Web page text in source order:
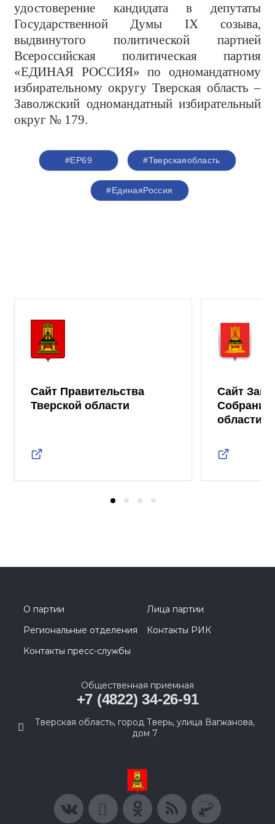
удостоверение кандидата в депутаты
Государственной Думы IX созыва,
выдвинутого политической партией
Всероссийская политическая партия
«ЕДИНАЯ РОССИЯ» по одномандатному
избирательному округу Тверская область –
Заволжский одномандатный избирательный
округ № 179.
#ЕР69 #Тверскаяобласть
#ЕдинаяРоссия
Сайт Правительства
Тверской области
Сайт
Собрания
области
О партии
Лица партии
Региональные отделения
Контакты РИК
Контакты пресс-службы
Общественная приемная
+7 (4822) 34-26-91
Тверская область, город Тверь, улица Вагжанова,
дом 7